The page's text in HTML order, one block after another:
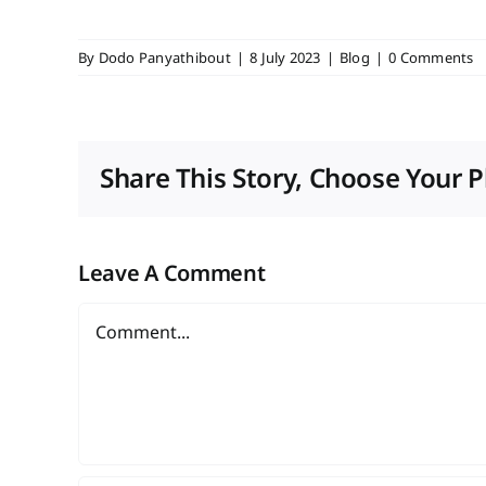
By Dodo Panyathibout | 8 July 2023 | Blog | 0 Comments
Share This Story, Choose Your
Leave A Comment